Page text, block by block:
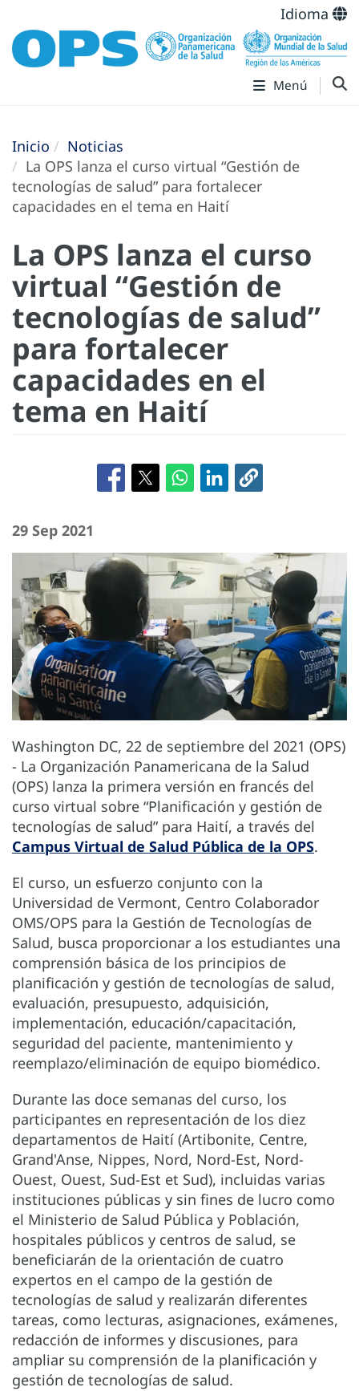
Idioma
Menú
Inicio
Noticias
La OPS lanza el curso virtual “Gestión de
tecnologías de salud” para fortalecer
capacidades en el tema en Haití
La OPS lanza el curso
virtual “Gestión de
tecnologías de salud”
para fortalecer
capacidades en el
tema en Haití
29 Sep 2021
Washington DC, 22 de septiembre del 2021 (OPS)
- La Organización Panamericana de la Salud
(OPS) lanza la primera versión en francés del
curso virtual sobre “Planificación y gestión de
tecnologías de salud” para Haití, a través del
Campus Virtual de Salud Pública de la OPS.
El curso, un esfuerzo conjunto con la
Universidad de Vermont, Centro Colaborador
OMS/OPS para la Gestión de Tecnologías de
Salud, busca proporcionar a los estudiantes una
comprensión básica de los principios de
planificación y gestión de tecnologías de salud,
evaluación, presupuesto, adquisición,
implementación, educación/capacitación,
seguridad del paciente, mantenimiento y
reemplazo/eliminación de equipo biomédico.
Durante las doce semanas del curso, los
participantes en representación de los diez
departamentos de Haití (Artibonite, Centre,
Grand'Anse, Nippes, Nord, Nord-Est, Nord-
Ouest, Ouest, Sud-Est et Sud), incluidas varias
instituciones públicas y sin fines de lucro como
el Ministerio de Salud Pública y Población,
hospitales públicos y centros de salud, se
beneficiarán de la orientación de cuatro
expertos en el campo de la gestión de
tecnologías de salud y realizarán diferentes
tareas, como lecturas, asignaciones, exámenes,
redacción de informes y discusiones, para
ampliar su comprensión de la planificación y
gestión de tecnologías de salud.